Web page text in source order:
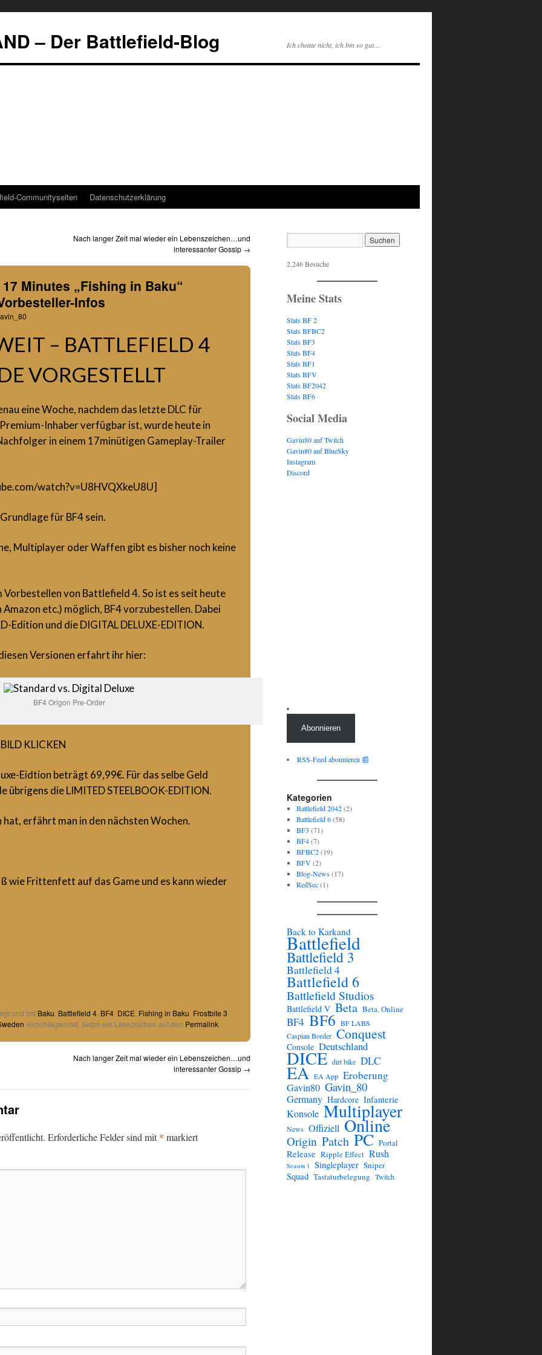
– Der Battlefield-Blog Ich cheate nicht, ich bin so gut…
Communityseiten Datenschutzerklärung
Nach langer Zeit mal wieder ein Lebenszeichen…und
interessanter Gossip →
Minutes „Fishing in Baku“
Infos
– BATTLEFIELD 4
VORGESTELLT
eine Woche, nachdem das letzte DLC für
Inhaber verfügbar ist, wurde heute in
in einem 17minütigen Gameplay-Trailer
watch?v=U8HVQXkeU8U]
für BF4 sein.
Multiplayer oder Waffen gibt es bisher noch keine
von Battlefield 4. So ist es seit heute
etc.) möglich, BF4 vorzubestellen. Dabei
Edition und die DIGITAL DELUXE-EDITION.
Versionen erfahrt ihr hier:
BF4 Origon Pre-Order
KLICKEN
Eidtion beträgt 69,99€. Für das selbe Geld
übrigens die LIMITED STEELBOOK-EDITION.
hat, erfährt man in den nächsten Wochen.
wie Frittenfett auf das Game und es kann wieder
und mit Baku Battlefield 4 BF4 DICE Fishing in Baku Frostbite 3
verschlagwortet. Setze ein Lesezeichen auf den Permalink
Nach langer Zeit mal wieder ein Lebenszeichen…und
interessanter Gossip →
Erforderliche Felder sind mit* markiert
2.246 Besuche
Meine Stats
Stats BF 2
Stats BFBC2
Stats BF3
Stats BF4
Stats BF1
Stats BFV
Stats BF2042
Stats BF6
Social Media
Gavin80 auf Twitch
Gavin80 auf BlueSky
Instagram
Discord
Abonnieren
RSS-Feed abonnieren 📰
Kategorien
Battlefield 2042(2)
Battlefield 6(58)
BF3 (71)
BF4(7)
BFBC2(19)
BFV(2)
Blog-News(17)
RedSec(1)
Back to Karkand
Battlefield
Battlefield 3
Battlefield 4
Battlefield 6
Battlefield Studios
Battlefield V Beta Beta. Online
BF4 BF6 BF LABS
Caspian Border Conquest
Console Deutschland
DICE dirt bike DLC
EA EA App Eroberung
Gavin80 Gavin_80
Germany Hardcore Infanterie
Konsole Multiplayer
News Offiziell Online
Origin Patch PC Portal
Release Ripple Effect Rush
Season 1 Singleplayer Sniper
Squad Tastaturbelegung Twitch